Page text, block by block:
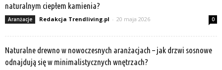
naturalnym ciepłem kamienia?
Aranżacje Redakcja Trendliving.pl - 20 maja 2026 0
Naturalne drewno w nowoczesnych aranżacjach – jak drzwi sosnowe
odnajdują się w minimalistycznych wnętrzach?